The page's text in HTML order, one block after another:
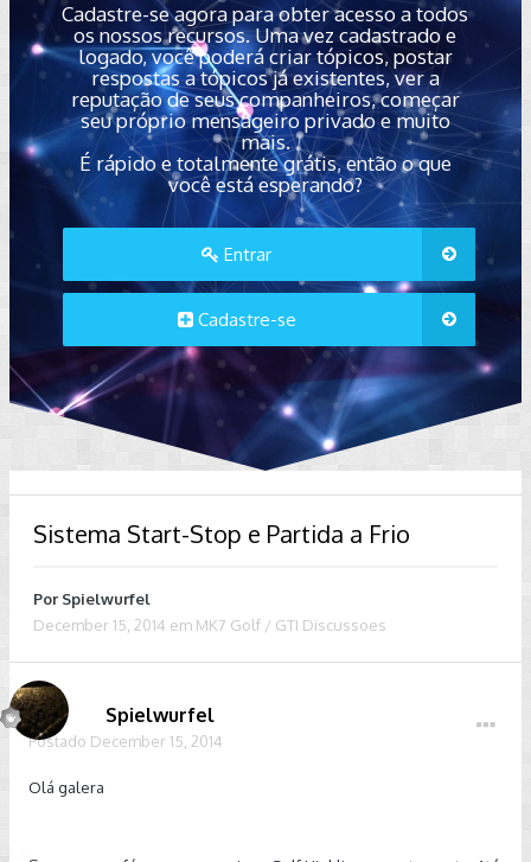
Cadastre-se agora para obter acesso a todos
os nossos recursos. Uma vez cadastrado e
logado, você poderá criar tópicos, postar
respostas a tópicos já existentes, ver a
reputação de seus companheiros, começar
seu próprio mensageiro privado e muito
mais.
É rápido e totalmente grátis, então o que
você está esperando?
Entrar
Cadastre-se
Sistema Start-Stop e Partida a Frio
Por Spielwurfel
December 15, 2014 em MK7 Golf / GTI Discussoes
Spielwurfel
Postado December 15, 2014
Olá galera